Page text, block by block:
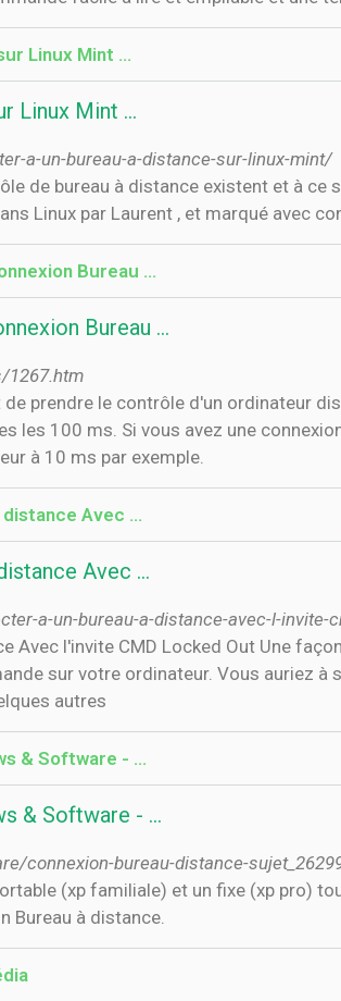
Linux Mint ...
Linux Mint ...
a-un-bureau-a-distance-sur-linux-mint/
de bureau à distance existent et à
Linux par Laurent , et marqué avec
Bureau …
Bureau …
1267.htm
prendre le contrôle d'un ordinateur
les 100 ms. Si vous avez une
à 10 ms par exemple.
Avec …
Avec …
a-un-bureau-a-distance-avec-l-invite-
Avec l'invite CMD Locked Out Une
sur votre ordinateur. Vous auriez
autres
& Software - …
& Software - …
connexion-bureau-distance-
(xp familiale) et un fixe (xp pro)
Bureau à distance.